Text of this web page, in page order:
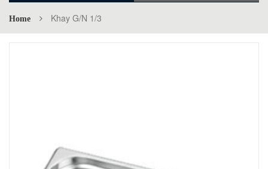
PHẨM
Home Khay G/N 1/3